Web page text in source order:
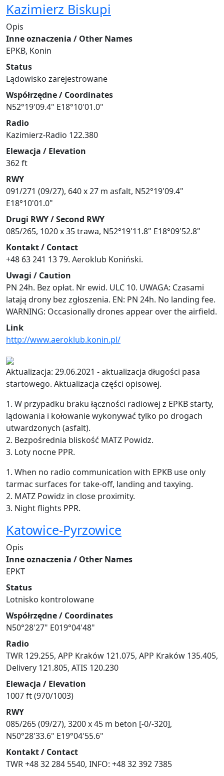
Kazimierz Biskupi
Opis
Inne oznaczenia / Other Names
EPKB, Konin
Status
Lądowisko zarejestrowane
Współrzędne / Coordinates
N52°19'09.4" E18°10'01.0"
Radio
Kazimierz-Radio 122.380
Elewacja / Elevation
362 ft
RWY
091/271 (09/27), 640 x 27 m asfalt, N52°19'09.4"
E18°10'01.0"
Drugi RWY / Second RWY
085/265, 1020 x 35 trawa, N52°19'11.8" E18°09'52.8"
Kontakt / Contact
+48 63 241 13 79. Aeroklub Koniński.
Uwagi / Caution
PN 24h. Bez opłat. Nr ewid. ULC 10. UWAGA: Czasami
latają drony bez zgłoszenia. EN: PN 24h. No landing fee.
WARNING: Occasionally drones appear over the airfield.
Link
http://www.aeroklub.konin.pl/
Aktualizacja: 29.06.2021 - aktualizacja długości pasa
startowego. Aktualizacja części opisowej.
1. W przypadku braku łączności radiowej z EPKB starty,
lądowania i kołowanie wykonywać tylko po drogach
utwardzonych (asfalt).
2. Bezpośrednia bliskość MATZ Powidz.
3. Loty nocne PPR.
1. When no radio communication with EPKB use only
tarmac surfaces for take-off, landing and taxying.
2. MATZ Powidz in close proximity.
3. Night flights PPR.
Katowice-Pyrzowice
Opis
Inne oznaczenia / Other Names
EPKT
Status
Lotnisko kontrolowane
Współrzędne / Coordinates
N50°28'27" E019°04'48"
Radio
TWR 129.255, APP Kraków 121.075, APP Kraków 135.405,
Delivery 121.805, ATIS 120.230
Elewacja / Elevation
1007 ft (970/1003)
RWY
085/265 (09/27), 3200 x 45 m beton [-0/-320],
N50°28'33.6" E19°04'55.6"
Kontakt / Contact
TWR +48 32 284 5540, INFO: +48 32 392 7385